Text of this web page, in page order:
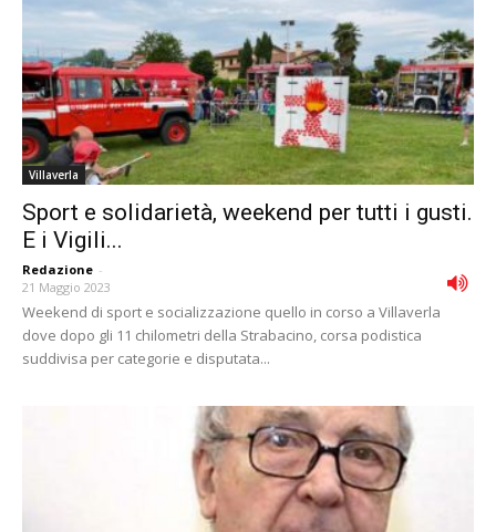
Villaverla
Sport e solidarietà, weekend per tutti i gusti.
E i Vigili...
Redazione -
21 Maggio 2023
Weekend di sport e socializzazione quello in corso a Villaverla
dove dopo gli 11 chilometri della Strabacino, corsa podistica
suddivisa per categorie e disputata...